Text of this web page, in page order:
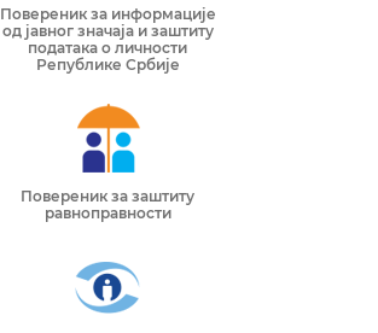
Повереник за информације
од јавног значаја и заштиту
података о личности
Републике Србије
Повереник за заштиту
равноправности